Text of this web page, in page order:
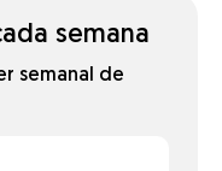
semana
semanal de